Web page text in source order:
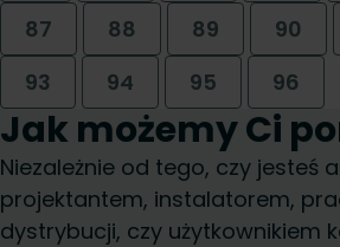
87
88 89 90
93
94 95 96
Jak możemy Ci
Niezależnie od tego, czy jesteś
projektantem, instalatorem,
dystrybucji, czy użytkownikiem